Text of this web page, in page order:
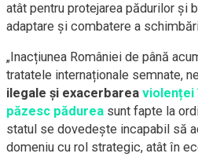
atât pentru protejarea pădurilor și
adaptare și combatere a
„Inacțiunea României de până
tratatele internaționale semnate,
ilegale și exacerbarea violenței
păzesc pădurea sunt fapte la
statul se dovedește incapabil să
domeniu cu rol strategic, atât în